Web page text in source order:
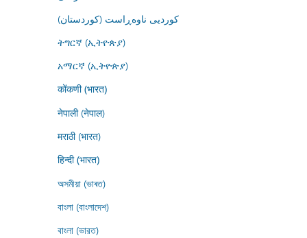
کوردیی ناوەڕاست (کوردستان)
ትግርኛ (ኢትዮጵያ)
አማርኛ (ኢትዮጵያ)
कोंकणी (भारत)
नेपाली (नेपाल)
मराठी (भारत)
हिन्दी (भारत)
অসমীয়া (ভাৰত)
বাংলা (বাংলাদেশ)
বাংলা (ভারত)